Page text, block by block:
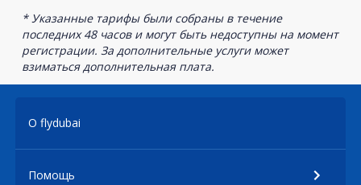
* Указанные тарифы были собраны в течение
последних 48 часов и могут быть недоступны на момент
регистрации. За дополнительные услуги может
взиматься дополнительная плата.
О flydubai
Помощь